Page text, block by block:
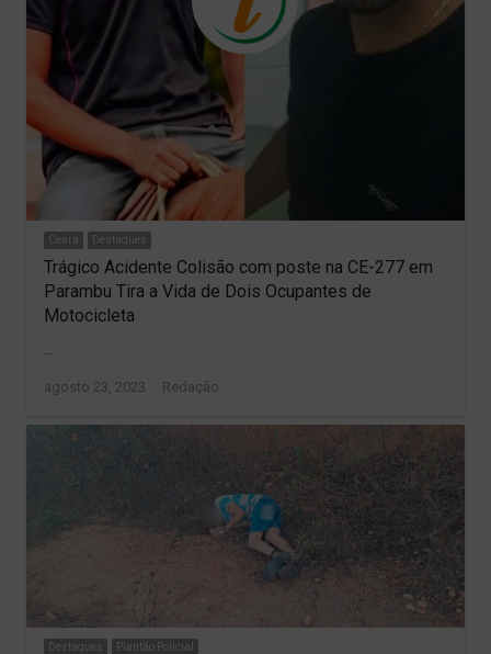
Ceará Destaques
Trágico Acidente Colisão com poste na CE-277 em
Parambu Tira a Vida de Dois Ocupantes de
Motocicleta
…
agosto 23, 2023 Author
Redação
Destaques Plantão Policial